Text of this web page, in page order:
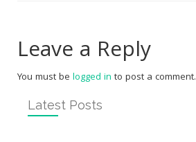
Leave a Reply
You must be logged in to post a comment.
Latest Posts